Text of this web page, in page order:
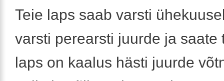
Teie laps saab varsti
varsti perearsti juurde ja saate
laps on kaalus hästi juurde